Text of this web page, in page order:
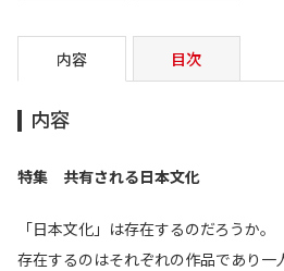
内容 目次
内容
特集 共有される日本文化
「日本文化」は存在するのだろうか。
存在するのはそれぞれの作品であり一